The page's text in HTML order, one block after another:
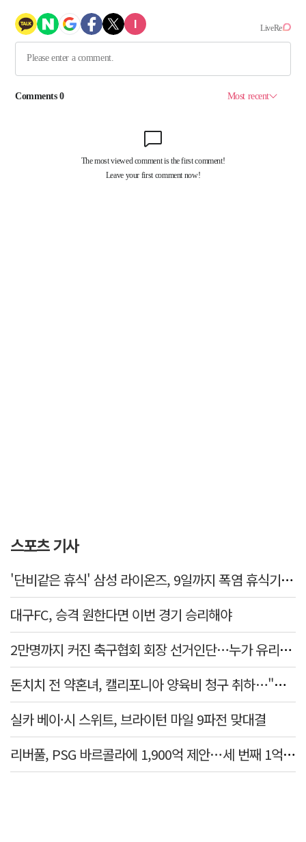
스포츠 기사
'단비같은 휴식' 삼성 라이온즈, 9일까지 폭염 휴식기에 재정비
대구FC, 승격 원한다면 이번 경기 승리해야
2만명까지 커진 축구협회 회장 선거인단…누가 유리할까
돈치치 전 약혼녀, 캘리포니아 양육비 청구 취하…"합의로 해결"
실카 베이·시 스위트, 브라이턴 마일 9파전 맞대결
리버풀, PSG 바르콜라에 1,900억 제안…세 번째 1억 파운드 영입 추진